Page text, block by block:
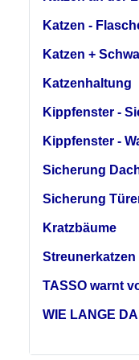
Katzen -
Katzen +
Katzenhaltung
Kippfenster -
Kippfenster -
Sicherung
Sicherung
Kratzbäume
Streunerkatzen
TASSO warnt
WIE LANGE